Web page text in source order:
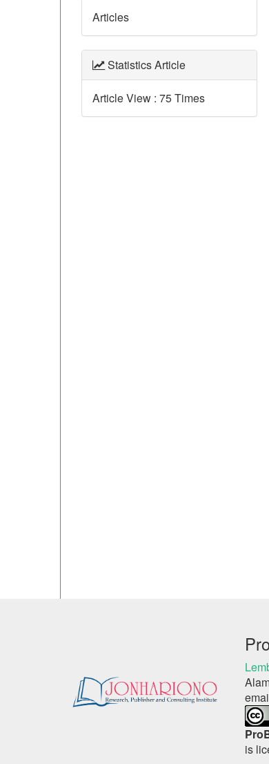
Articles
Statistics Article
Article View : 75 Times
is